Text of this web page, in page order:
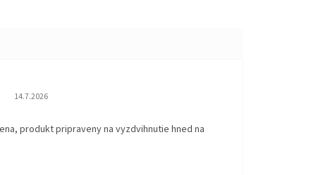
Hodnotenie obchodu je 5 z 5 hviezdičiek.
14.7.2026
produkt pripraveny na vyzdvihnutie hned na